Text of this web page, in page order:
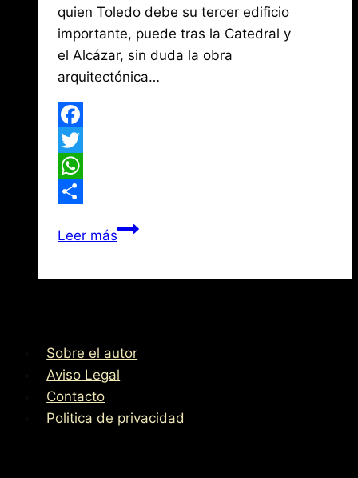
quien Toledo debe su tercer edificio
importante, puede tras la Catedral y
el Alcázar, sin duda la obra
arquitectónica…
Facebook
Twitter
WhatsApp
Leer másUn
Sobre el autor
Aviso Legal
Contacto
Politica de privacidad